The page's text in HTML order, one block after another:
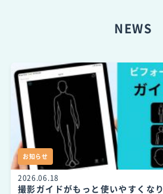
NEWS
お知らせ
2026.06.18
撮影ガイドがもっと使いやすくな